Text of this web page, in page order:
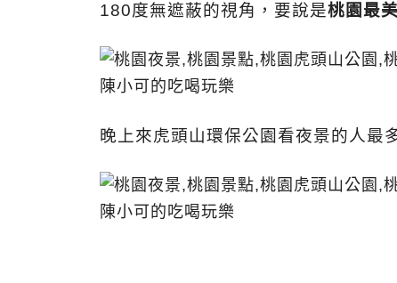
180度無遮蔽的視角，要說是桃園最
晚上來虎頭山環保公園看夜景的人最